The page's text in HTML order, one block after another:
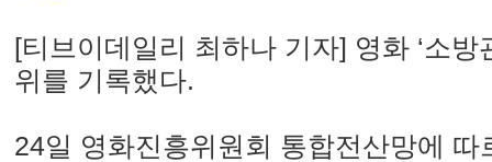
[티브이데일리 최하나 기자] 영화 ‘소방
위를 기록했다.
24일 영화진흥위원회 통합전산망에 따